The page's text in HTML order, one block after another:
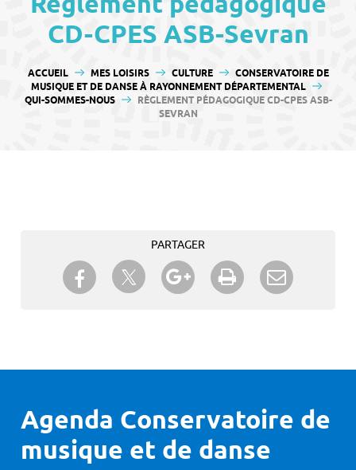
CD-CPES ASB-Sevran
VOUS ÊTES ICI :
ACCUEIL MES LOISIRS CULTURE
CONSERVATOIRE DE
MUSIQUE ET DE DANSE À RAYONNEMENT DÉPARTEMENTAL
QUI-SOMMES-NOUS
RÈGLEMENT PÉDAGOGIQUE CD-CPES ASB-
SEVRAN
PARTAGER
Partager sur Facebook
Partager sur TwitterPartager sur Google+
Imprimer
Agenda Conservatoire de
musique et de danse